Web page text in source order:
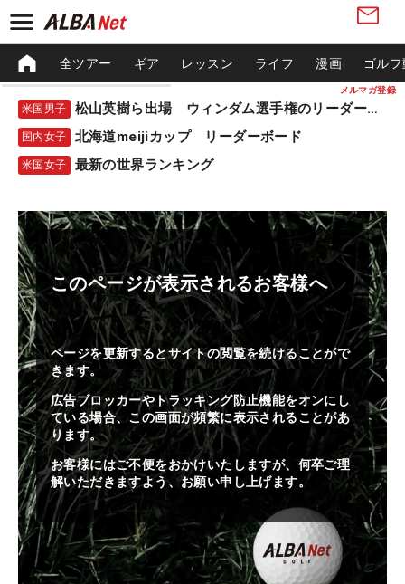
メルマガ登録
全ツアー ギア レッスン ライフ 漫画 ゴル
米国男子 松山英樹ら出場 ウィンダム選手権のリーダーボード
国内女子 北海道meijiカップ リーダーボード
米国女子 最新の世界ランキング
このページが表示されるお客様へ
ページを更新するとサイトの閲覧を続けることがで
きます。
広告ブロッカーやトラッキング防止機能をオンにし
ている場合、この画面が頻繁に表示されることがあ
ります。
お客様にはご不便をおかけいたしますが、何卒ご理
解いただきますよう、お願い申し上げます。